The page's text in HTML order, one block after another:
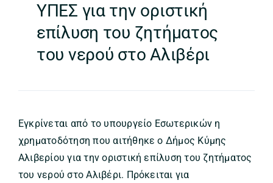
ΥΠΕΣ για την οριστική
επίλυση του ζητήματος
του νερού στο Αλιβέρι
Εγκρίνεται από το υπουργείο Εσωτερικών η
χρηματοδότηση που αιτήθηκε ο Δήμος Κύμης
Αλιβερίου για την οριστική επίλυση του ζητήματος
του νερού στο Αλιβέρι. Πρόκειται για